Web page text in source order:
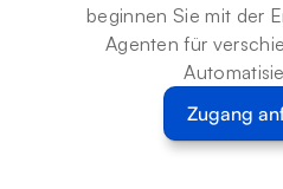
beginnen Sie mit der
Agenten für
Zugang